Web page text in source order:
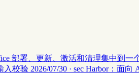
部署、更新、激活和清理集中到一
入校验 2026/07/30 · sec Harbor：面向